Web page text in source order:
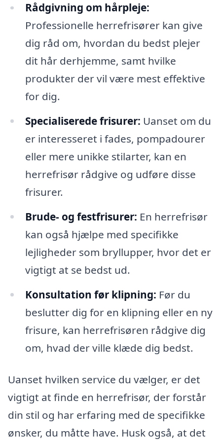
Rådgivning om hårpleje:
Professionelle herrefrisører kan give
dig råd om, hvordan du bedst plejer
dit hår derhjemme, samt hvilke
produkter der vil være mest effektive
for dig.
Specialiserede frisurer: Uanset om du
er interesseret i fades, pompadourer
eller mere unikke stilarter, kan en
herrefrisør rådgive og udføre disse
frisurer.
Brude- og festfrisurer: En herrefrisør
kan også hjælpe med specifikke
lejligheder som bryllupper, hvor det er
vigtigt at se bedst ud.
Konsultation før klipning: Før du
beslutter dig for en klipning eller en ny
frisure, kan herrefrisøren rådgive dig
om, hvad der ville klæde dig bedst.
Uanset hvilken service du vælger, er det
vigtigt at finde en herrefrisør, der forstår
din stil og har erfaring med de specifikke
ønsker, du måtte have. Husk også, at det